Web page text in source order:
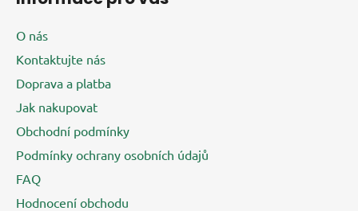
O nás
Kontaktujte nás
Doprava a platba
Jak nakupovat
Obchodní podmínky
Podmínky ochrany osobních údajů
FAQ
Hodnocení obchodu